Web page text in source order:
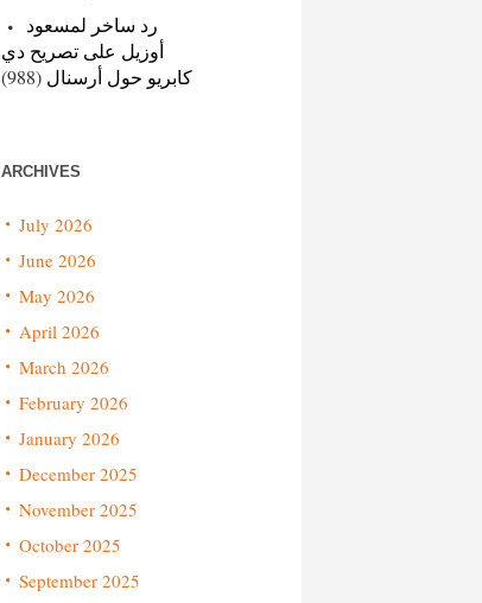
رد ساخر لمسعود
أوزيل على تصريح دي
كابريو حول أرسنال (988)
ARCHIVES
July 2026
June 2026
May 2026
April 2026
March 2026
February 2026
January 2026
December 2025
November 2025
October 2025
September 2025